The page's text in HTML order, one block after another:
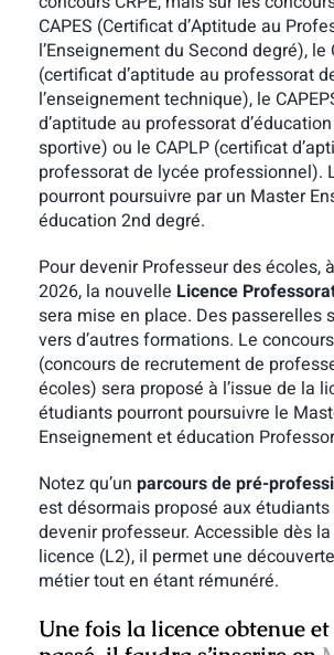
CAPES (Certificat d’Aptitude au
l’Enseignement du Second degré), le
(certificat d’aptitude au professorat
l’enseignement technique), le
d’aptitude au professorat
sportive) ou le CAPLP (certificat
professorat de lycée professionnel).
pourront poursuivre par un Master
éducation 2nd degré.
Pour devenir Professeur des écoles,
2026, la nouvelle Licence
sera mise en place. Des passerelles
vers d’autres formations. Le
(concours de recrutement de
écoles) sera proposé à l’issue de la
étudiants pourront poursuivre le
Enseignement et éducation
Notez qu’un parcours de pré-
est désormais proposé aux
devenir professeur. Accessible dès
licence (L2), il permet une
métier tout en étant rémunéré.
Une fois la licence obtenue